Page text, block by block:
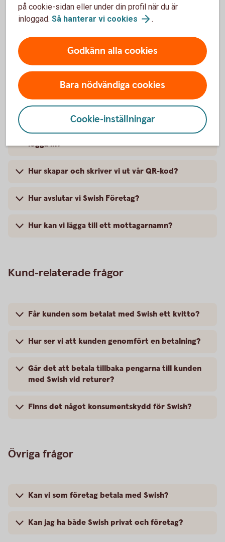
Vad behöver jag för behörighet för att beställa
Får notis om att jag saknar rätt behörighet /
inte är ansluten som administratör
betalningar?
Hur aktiverar vi Swish-notiser för att slippa
logga in?
Hur skapar och skriver vi ut vår QR-kod?
Hur avslutar vi Swish Företag?
Hur kan vi lägga till ett mottagarnamn?
Kund-relaterade frågor
Får kunden som betalat med Swish ett kvitto?
Hur ser vi att kunden genomfört en betalning?
Går det att betala tillbaka pengarna till kunden
med Swish vid returer?
Finns det något konsumentskydd för Swish?
Övriga frågor
Kan vi som företag betala med Swish?
Kan jag ha både Swish privat och företag?
på cookie-sidan eller under din profil när du är
inloggad. Så hanterar vi cookies .
Godkänn alla cookies
Bara nödvändiga cookies
Cookie-inställningar